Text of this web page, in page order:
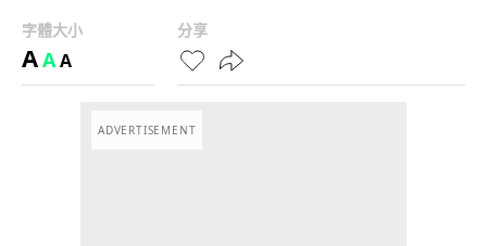
字體大小
AAA
分享
ADVERTISEMENT